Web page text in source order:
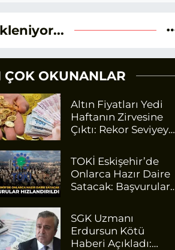
ÇOK OKUNANLAR
Altın Fiyatları Yedi
Haftanın Zirvesine
Çıktı: Rekor Seviyeye
TOKİ Eskişehir’de
Onlarca Hazır Daire
Satacak: Başvurular
SGK Uzmanı
Erdursun Kötü
Haberi Açıkladı: